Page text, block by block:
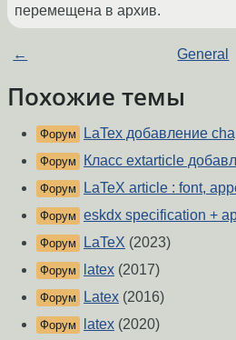
перемещена в архив.
← General
Похожие темы
Форум LaTex добавление
Форум Класс extarticle
Форум LaTeX article : font,
Форум eskdx specification +
Форум LaTeX (2023)
Форум latex (2017)
Форум Latex (2016)
Форум latex (2020)